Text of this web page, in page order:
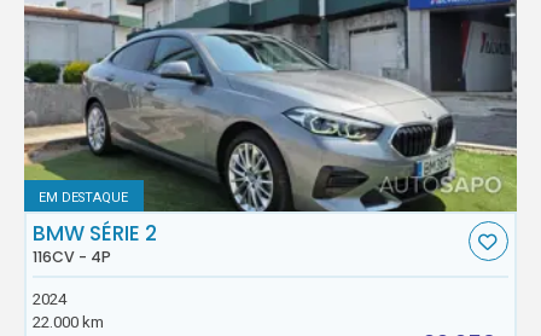
EM DESTAQUE
BMW SÉRIE 2
116CV - 4P
2024
22.000 km